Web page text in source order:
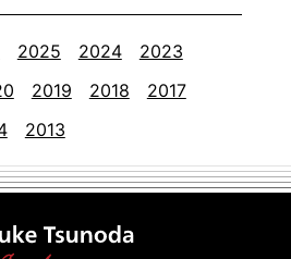
2025 2024
2023
2019 2018
2017
2013